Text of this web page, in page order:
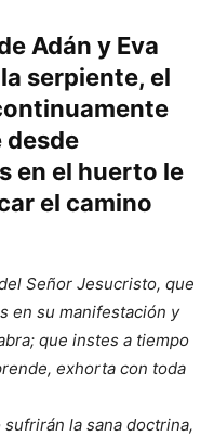
Adán y Eva
serpiente, el
desde
en el huerto le
el camino
Señor Jesucristo, que
en su manifestación y
que instes a tiempo
exhorta con toda
la sana doctrina,